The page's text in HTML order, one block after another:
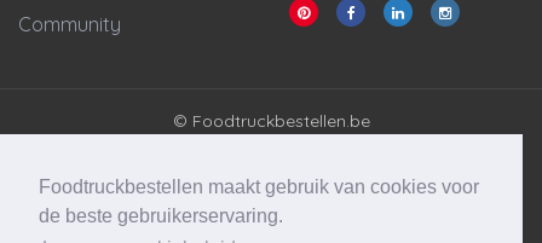
Foodtruckbestellen maakt gebruik van cookies voor
de beste gebruikerservaring.
Community
© Foodtruckbestellen.be
Cookie statement